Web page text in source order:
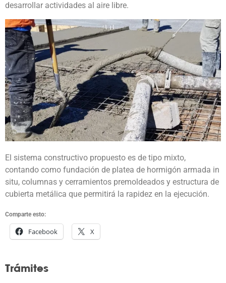
desarrollar actividades al aire libre.
El sistema constructivo propuesto es de tipo mixto,
contando como fundación de platea de hormigón armada in
situ, columnas y cerramientos premoldeados y estructura de
cubierta metálica que permitirá la rapidez en la ejecución.
Comparte esto:
Facebook X
Trámites